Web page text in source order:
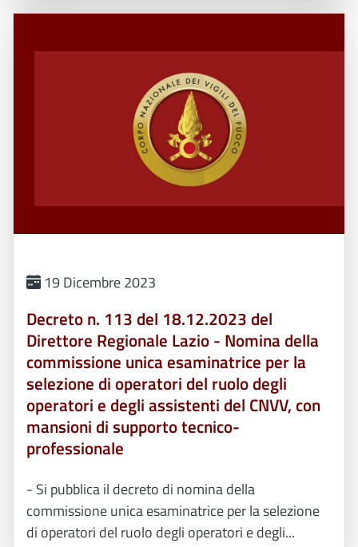
19 Dicembre 2023
Decreto n. 113 del 18.12.2023 del
Direttore Regionale Lazio - Nomina della
commissione unica esaminatrice per la
selezione di operatori del ruolo degli
operatori e degli assistenti del CNVV, con
mansioni di supporto tecnico-
professionale
- Si pubblica il decreto di nomina della
commissione unica esaminatrice per la selezione
di operatori del ruolo degli operatori e degli...